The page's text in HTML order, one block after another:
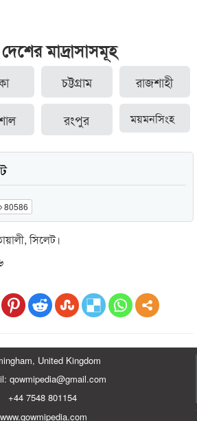
মাদ্রাসাসমূহ
চট্টগ্রাম রাজশাহী
রংপুর ময়মনসিংহ
80586
সিলেট।
United Kingdom
qowmipedia@gmail.com
+44 7548 801154
www.qowmipedia.com